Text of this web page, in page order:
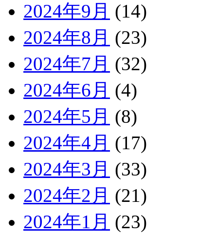
2024年9月 (14)
2024年8月 (23)
2024年7月 (32)
2024年6月 (4)
2024年5月 (8)
2024年4月 (17)
2024年3月 (33)
2024年2月 (21)
2024年1月 (23)